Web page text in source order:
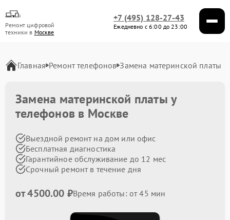
Ремонт цифровой
техники в Москве
+7 (495) 128-27-43
Ежедневно с 6:00 до 23:00
Главная Ремонт телефонов Замена материнской платы
Замена материнской платы у
телефонов в Москве
Выездной ремонт на дом или офис
Бесплатная диагностика
Гарантийное обслуживание до 12 мес
Срочный ремонт в течение дня
от 4500.00 ₽Время работы: от 45 мин